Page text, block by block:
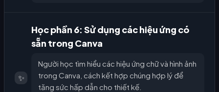
✨
Học phần 6: Sử dụng các hiệu ứng có
sẵn trong Canva
Người học tìm hiểu các hiệu ứng chữ và hình ảnh
trong Canva, cách kết hợp chúng hợp lý để
tăng sức hấp dẫn cho thiết kế.